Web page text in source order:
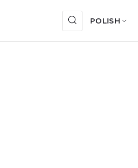
POLISH